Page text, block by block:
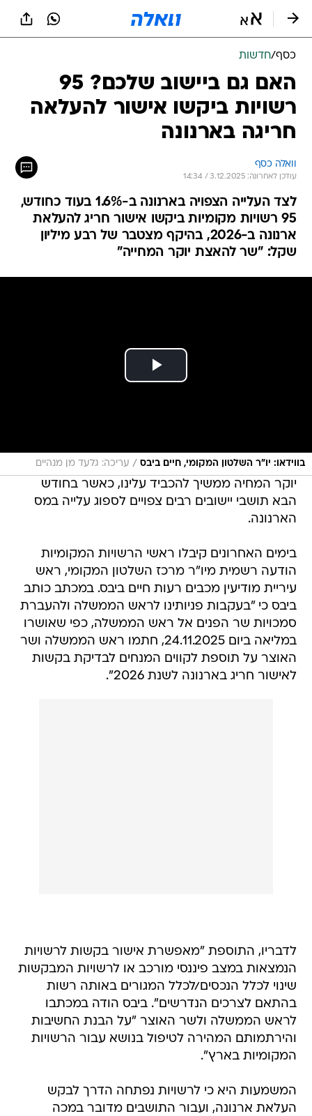
כסף/חדשות
האם גם ביישוב שלכם? 95
רשויות ביקשו אישור להעלאה
חריגה בארנונה
וואלה כסף
עודכן לאחרונה: 3.12.2025 / 14:34
לצד העלייה הצפויה בארנונה ב-1.6% בעוד כחודש,
95 רשויות מקומיות ביקשו אישור חריג להעלאת
ארנונה ב-2026, בהיקף מצטבר של רבע מיליון
שקל: "שר להאצת יוקר המחייה"
בווידאו: יו"ר השלטון המקומי, חיים ביבס / עריכה: גלעד מן מנהיים
יוקר המחיה ממשיך להכביד עלינו, כאשר בחודש
הבא תושבי יישובים רבים צפויים לספוג עלייה במס
הארנונה.
בימים האחרונים קיבלו ראשי הרשויות המקומיות
הודעה רשמית מיו"ר מרכז השלטון המקומי, ראש
עיריית מודיעין מכבים רעות חיים ביבס. במכתב כותב
ביבס כי "בעקבות פניותינו לראש הממשלה ולהעברת
סמכויות שר הפנים אל ראש הממשלה, כפי שאושרו
במליאה ביום 24.11.2025, חתמו ראש הממשלה ושר
האוצר על תוספת לקווים המנחים לבדיקת בקשות
לאישור חריג בארנונה לשנת 2026".
לדבריו, התוספת "מאפשרת אישור בקשות לרשויות
הנמצאות במצב פיננסי מורכב או לרשויות המבקשות
שינוי לכלל הנכסים/לכלל המגורים באותה רשות
בהתאם לצרכים הנדרשים". ביבס הודה במכתבו
לראש הממשלה ולשר האוצר "על הבנת החשיבות
והירתמותם המהירה לטיפול בנושא עבור הרשויות
המקומיות בארץ".
המשמעות היא כי לרשויות נפתחה הדרך לבקש
העלאת ארנונה, ועבור התושבים מדובר במכה